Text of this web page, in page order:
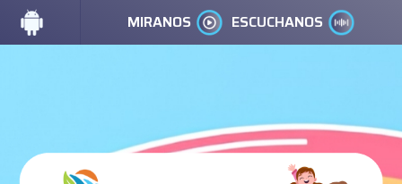
MIRANOS ESCUCHANOS